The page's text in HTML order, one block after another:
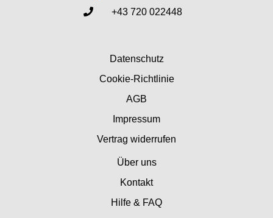
+43 720 022448
Datenschutz
Cookie-Richtlinie
AGB
Impressum
Vertrag widerrufen
Über uns
Kontakt
Hilfe & FAQ